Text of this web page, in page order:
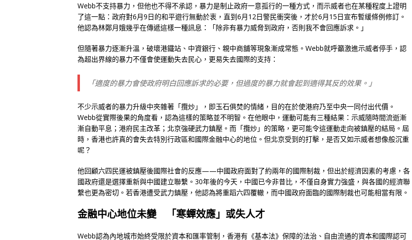
Webb不支持暴力，但他也不得不承認，暴力是制止政府一意孤行的一種方式，而示威者也在某種程度上證明
了這一點：政府對6月9日的和平遊行無動於衷，直到6月12日警民衝突後，才於6月15日宣布暫緩條例修訂。
他認為林鄭月娥幾乎在傳遞這樣一種訊息：「除非有暴力威脅到政府，否則我不會回應訴求。」
但隨著暴力逐漸升溫，破壞港鐵站、中資銀行、親中商舖等現象漸成常態。Webb就呼籲激進示威者停手，認
為超出界線的暴力不僅會使運動失去民心，更易失去國際的支持：
「適度的暴力會使政府明白回應訴求的必要，但過度的暴力就會起到適得其反的效果。」
不少示威者的暴力升級中夾雜著「攬炒」，即玉石俱焚的情緒，目的在於使港府乃至中央一同付出代價。
Webb從實際後果的角度看，認為這樣的策略並不明智。在他眼中，運動可能有三種結果：示威隨時間流逝漸
漸自動平息；港府民主改革；北京強硬武力鎮壓。而「攬炒」的策略，更可能令這運動走向被鎮壓的結局。屆
時，香港也許真的會失去特別行政區和國際金融中心的地位。但北京受到的打擊，是否又如示威者想像般沉重
呢？
他回顧六四民運被鎮壓後國際社會的反應——中國政府面對了約兩年的國際制裁，但出於經濟因素的考慮，各
國政府還是選擇重新與中國建立聯繫。30年後的今天，中國已今非昔比，不僅自身實力強盛，與各國的經濟聯
繫也更為密切。若香港遭受武力鎮壓，他認為將重蹈六四覆轍，而中國政府面臨的國際制裁也可能相當有限。
金融中心地位未變 「寒蟬效應」或失人才
Webb認為內地城市始終受限於資本和匯率管制，香港有《基本法》保障的法治、自由流通的資本和國際認可